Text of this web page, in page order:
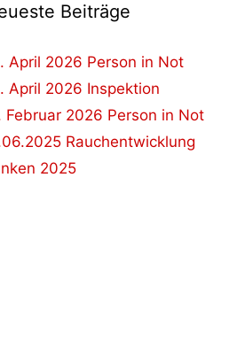
Beiträge
April 2026 Person in Not
April 2026 Inspektion
Februar 2026 Person in Not
Rauchentwicklung
2025